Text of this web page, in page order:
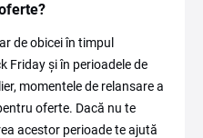
de obicei în timpul
Friday și în perioadele de
momentele de relansare a
oferte. Dacă nu te
acestor perioade te ajută